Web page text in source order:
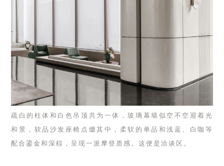
疏白的柱体和白色吊顶共为一体，玻璃幕墙似空不空迎着光
和景，软品沙发座椅点缀其中，柔软的单品和浅蓝、白咖等
配合鎏金和深棕，呈现一派摩登质感。这便是洽谈区。